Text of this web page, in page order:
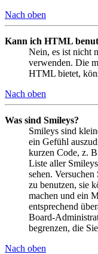
Nach oben
Kann ich HTML
Nein, es ist nicht
verwenden. Die
HTML bietet,
Nach oben
Was sind Smileys?
Smileys sind
ein Gefühl
kurzen Code, z.
Liste aller
sehen.
zu benutzen, sie
machen und ein
entsprechend
Board-
begrenzen, die
Nach oben